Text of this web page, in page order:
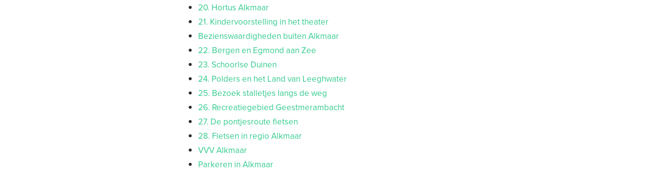
20. Hortus Alkmaar
21. Kindervoorstelling in het theater
Bezienswaardigheden buiten Alkmaar
22. Bergen en Egmond aan Zee
23. Schoorlse Duinen
24. Polders en het Land van Leeghwater
25. Bezoek stalletjes langs de weg
26. Recreatiegebied Geestmerambacht
27. De pontjesroute fietsen
28. Fietsen in regio Alkmaar
VVV Alkmaar
Parkeren in Alkmaar